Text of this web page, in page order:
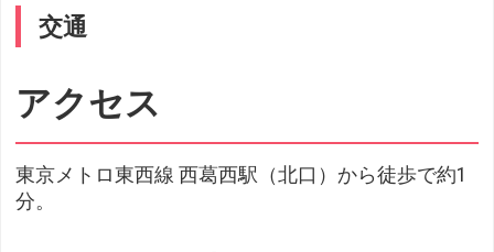
交通
アクセス
東京メトロ東西線 西葛西駅（北口）から徒歩で約1
分。